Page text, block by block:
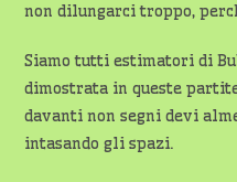
non dilungarci troppo,
Siamo tutti estimatori di
dimostrata in queste
davanti non segni devi
intasando gli spazi.